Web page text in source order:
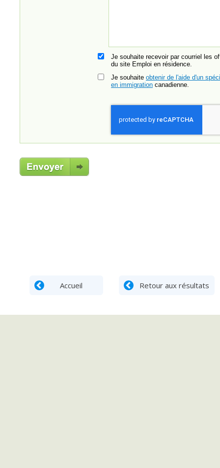
Je souhaite recevoir par courriel les
du site Emploi en résidence.
Je souhaite obtenir de l'aide d'un
en immigration canadienne.
Accueil Retour aux résultats